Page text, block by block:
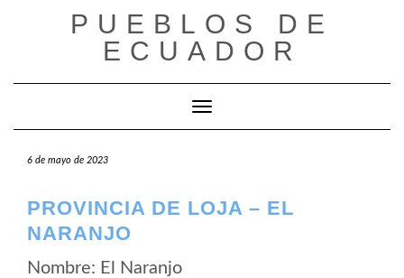
PUEBLOS DE
ECUADOR
Cambiar modo de navegación
6 de mayo de 2023
PROVINCIA DE LOJA – EL
NARANJO
Nombre: El Naranjo